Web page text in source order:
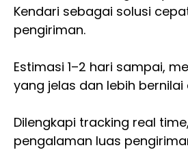
Kendari sebagai solusi
pengiriman.
Estimasi 1–2 hari sampai,
yang jelas dan lebih
Dilengkapi tracking real
pengalaman luas